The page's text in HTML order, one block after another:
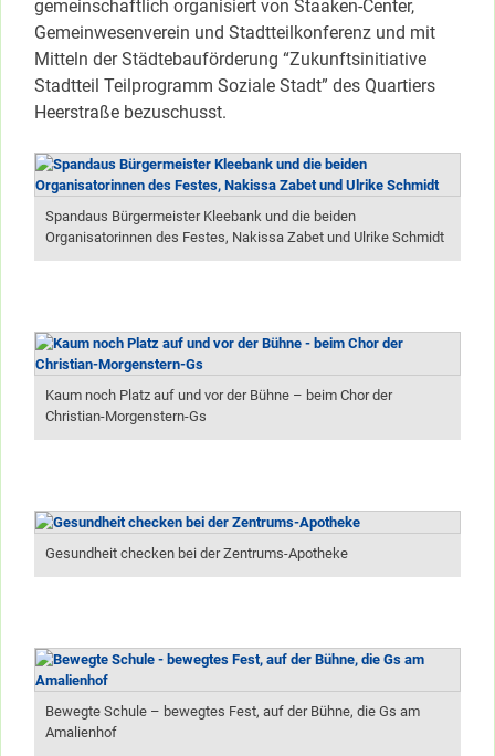
gemeinschaftlich organisiert von Staaken-Center,
Gemeinwesenverein und Stadtteilkonferenz und mit
Mitteln der Städtebauförderung “Zukunftsinitiative
Stadtteil Teilprogramm Soziale Stadt” des Quartiers
Heerstraße bezuschusst.
Spandaus Bürgermeister Kleebank und die beiden
Organisatorinnen des Festes, Nakissa Zabet und Ulrike Schmidt
Kaum noch Platz auf und vor der Bühne – beim Chor der
Christian-Morgenstern-Gs
Gesundheit checken bei der Zentrums-Apotheke
Bewegte Schule – bewegtes Fest, auf der Bühne, die Gs am
Amalienhof